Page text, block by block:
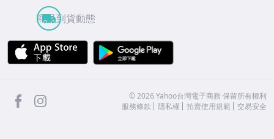
商品到貨動態
APP Store
facebook ©2026 Yahoo台灣電子商務 保留所有權利
服務條款
隱私權 拍賣使用規範 交易安全